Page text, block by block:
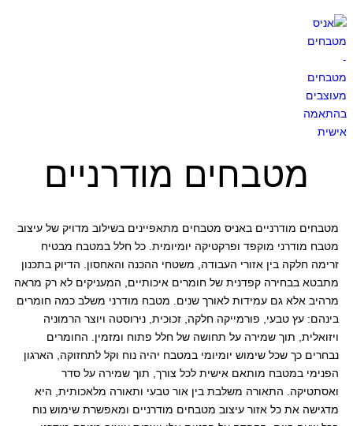
מטבחים מודרניים
מטבחים מודרניים באניס מטבחים מתאפיינים בשילוב מדויק של עיצוב
מטבח מודרני מוקפד ופרקטיקה יומיומית. כל חלל במטבח מבטיח
זרימה חלקה בין אזורי העבודה, משטחי ההכנה והאחסון. הדיוק בתכנון
מתבטא בבחירה קפדנית של חומרים איכותיים, המעניקים לא רק מראה
מרהיב אלא גם עמידות לאורך שנים. מטבח מודרני משלב כמה חומרים
בינהם: עץ טבעי, פורמייקה חלקה, זכוכית, נירוסטה ויוצר הרמוניה
ויזואלית, תוך שמירה על תחושה של חלל פתוח ומזמין. החומרים
נבחרים כך שכל שימוש יומיומי במטבח יהיה נוח וקל לתחזוקה, הארגון
הפנימי במטבח מותאם אישית לכל צורך, תוך שמירה על סדר
ואסתטיקה. התאורה משלבת בין אור טבעי ותאורה מלאכותית, היא
מדגישה את כל אזור עיצוב מטבחים מודרניים ומאפשרת שימוש נוח